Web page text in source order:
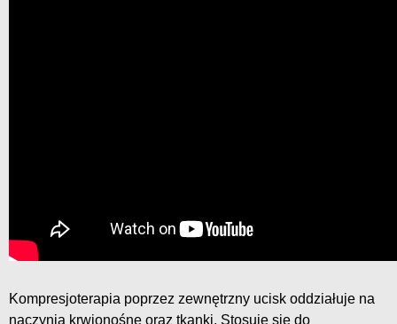
Kompresjoterapia poprzez zewnętrzny ucisk oddziałuje na
naczynia krwionośne oraz tkanki. Stosuje się do